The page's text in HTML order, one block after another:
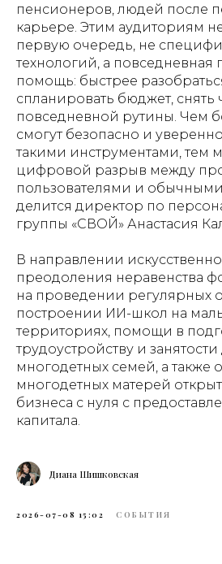
пенсионеров, людей после
карьере. Этим аудиториям
первую очередь, не
технологий, а повседневная
помощь: быстрее
спланировать бюджет, снять
повседневной рутины. Чем
смогут безопасно и
такими инструментами, тем
цифровой разрыв между
пользователями и
делится директор по
группы «СВОЙ» Анастасия
В направлении
преодоления неравенства
на проведении регулярных
построении ИИ-школ на
территориях, помощи в
трудоустройству и
многодетных семей, а также
многодетных матерей
бизнеса с нуля с
капитала.
Диана Шишковская
2026-07-08 15:02 СОБЫТИЯ